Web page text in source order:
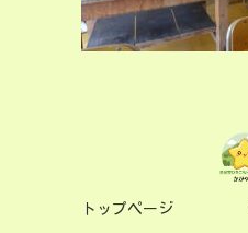
トップページ